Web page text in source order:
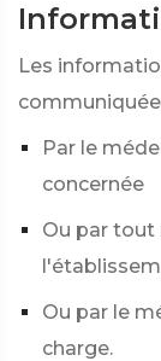
Les
Par le
concernée
Ou par tout
Ou par le
charge.